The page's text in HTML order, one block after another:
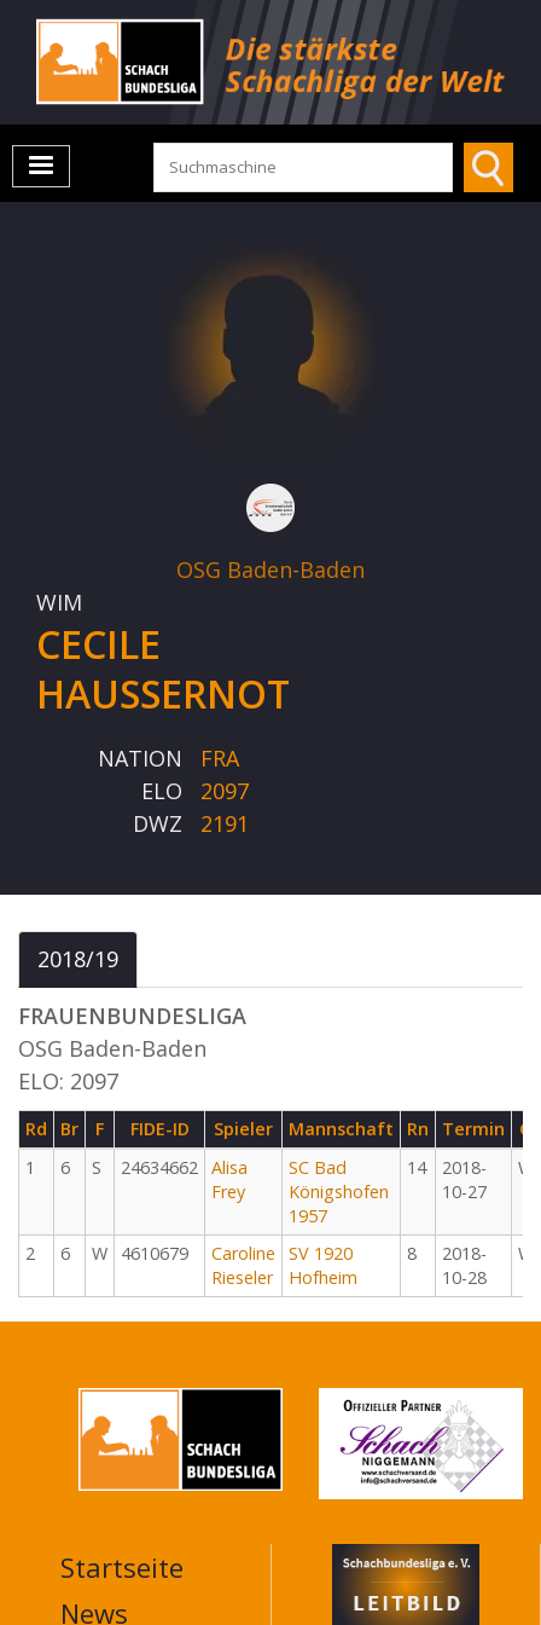
OSG Baden-Baden
WIM
CECILE
HAUSSERNOT
NATION
FRA
ELO
2097
DWZ
2191
2018/19
FRAUENBUNDESLIGA
OSG Baden-Baden
ELO: 2097
Rd Br F FIDE-ID Spieler Mannschaft Rn Termin
G
1
6 S 24634662 Alisa
Frey
SC Bad
Königshofen
1957
14
2018-
10-27
W
2 6 W 4610679
Caroline
Rieseler
SV 1920
Hofheim
8
2018-
10-28
W
MAIN
NAVIGATION
Startseite
News